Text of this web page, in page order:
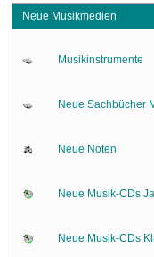
Neue Musikmedien
Musikinstrumente
Neue Sachbücher
Neue Noten
Neue Musik-CDs
Neue Musik-CDs